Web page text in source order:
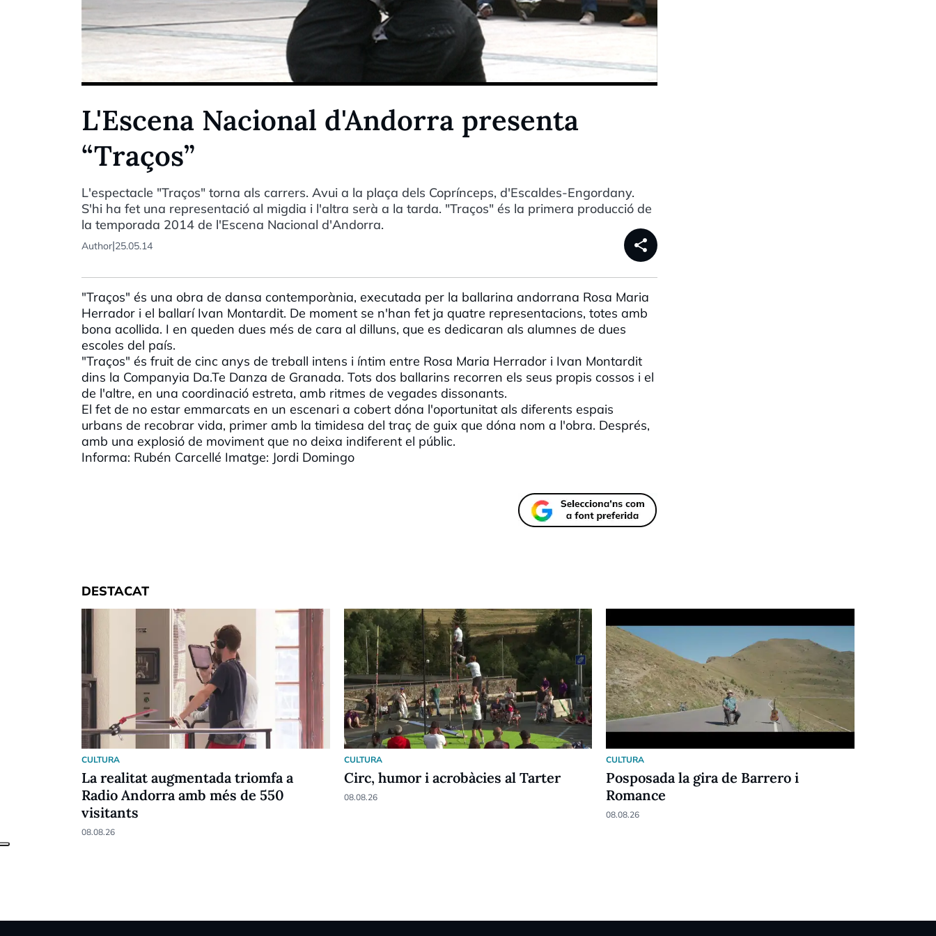
L'Escena Nacional d'Andorra presenta
“Traços”
L'espectacle "Traços" torna als carrers. Avui a la plaça dels Coprínceps, d'Escaldes-Engordany.
S'hi ha fet una representació al migdia i l'altra serà a la tarda. "Traços" és la primera producció de
la temporada 2014 de l'Escena Nacional d'Andorra.
Author|25.05.14 share
"Traços" és una obra de dansa contemporània, executada per la ballarina andorrana Rosa Maria
Herrador i el ballarí Ivan Montardit. De moment se n'han fet ja quatre representacions, totes amb
bona acollida. I en queden dues més de cara al dilluns, que es dedicaran als alumnes de dues
escoles del país.
"Traços" és fruit de cinc anys de treball intens i íntim entre Rosa Maria Herrador i Ivan Montardit
dins la Companyia Da.Te Danza de Granada. Tots dos ballarins recorren els seus propis cossos i el
de l'altre, en una coordinació estreta, amb ritmes de vegades dissonants.
El fet de no estar emmarcats en un escenari a cobert dóna l'oportunitat als diferents espais
urbans de recobrar vida, primer amb la timidesa del traç de guix que dóna nom a l'obra. Després,
amb una explosió de moviment que no deixa indiferent el públic.
Informa: Rubén Carcellé Imatge: Jordi Domingo
DESTACAT
CULTURA
La realitat augmentada triomfa a
Radio Andorra amb més de 550
visitants
08.08.26
CULTURA
Circ, humor i acrobàcies al Tarter
08.08.26
CULTURA
Posposada la gira de Barrero i
Romance
08.08.26